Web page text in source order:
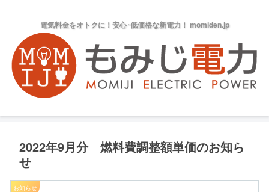
電気料金をオトクに！安心･低価格な新電力！ momiden.jp
2022年9月分 燃料費調整額単価のお知ら
せ
お知らせ